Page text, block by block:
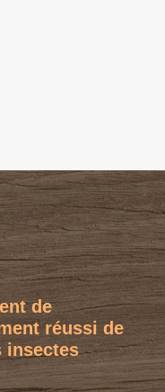
de
réussi de
insectes